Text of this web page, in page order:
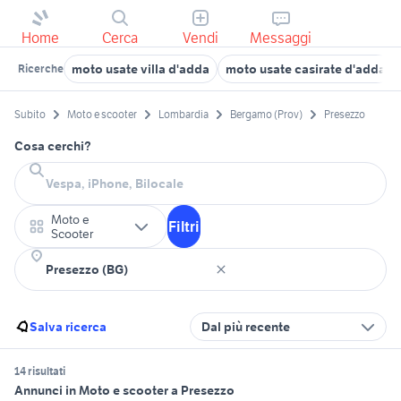
Home Cerca Vendi Messaggi
Ricerche moto usate villa d'adda moto usate casirate d'adda
Subito Moto e scooter Lombardia Bergamo (Prov) Presezzo
Cosa cerchi?
Moto e
Scooter
Filtri
Salva ricerca Dal più recente
14 risultati
Annunci in Moto e scooter a Presezzo